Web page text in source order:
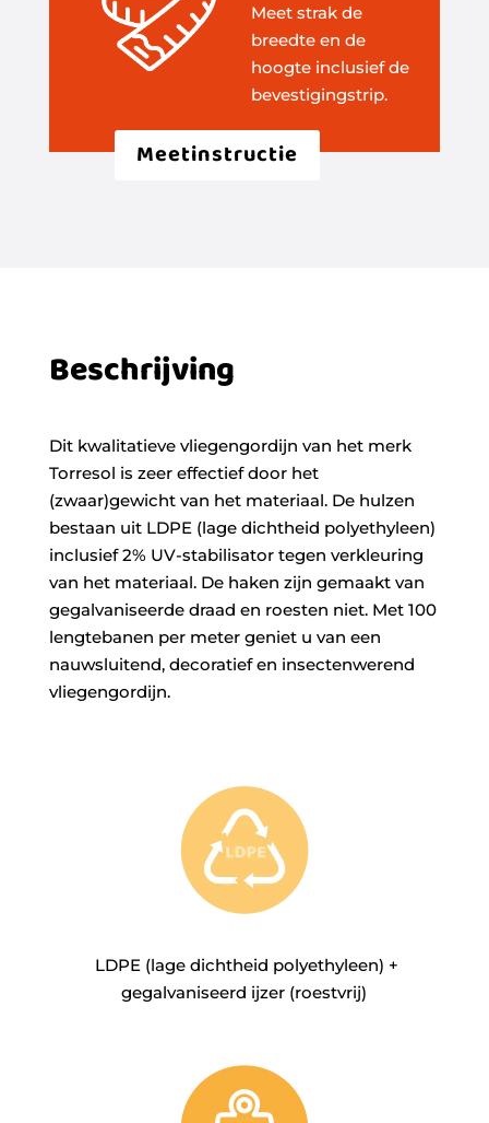
Meet strak de
breedte en de
hoogte inclusief de
bevestigingstrip.
Meetinstructie
Beschrijving
Dit kwalitatieve vliegengordijn van het merk
Torresol is zeer effectief door het
(zwaar)gewicht van het materiaal. De hulzen
bestaan uit LDPE (lage dichtheid polyethyleen)
inclusief 2% UV-stabilisator tegen verkleuring
van het materiaal. De haken zijn gemaakt van
gegalvaniseerde draad en roesten niet. Met 100
lengtebanen per meter geniet u van een
nauwsluitend, decoratief en insectenwerend
vliegengordijn.
LDPE (lage dichtheid polyethyleen) +
gegalvaniseerd ijzer (roestvrij)